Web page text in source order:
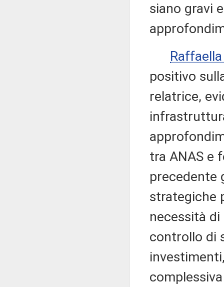
siano gravi
positivo
relatrice,
tra ANAS e
precedente
strategiche
necessità
controllo di